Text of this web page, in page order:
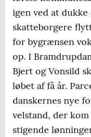
igen ved at
skatteborgere
for bygrænsen
op. I
Bjert og Vonsild
løbet af få år.
danskernes nye
velstand, der
stigende